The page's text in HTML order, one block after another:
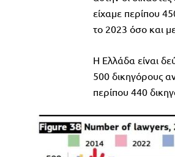
είχαμε περίπου
το 2023 όσο και
Η Ελλάδα είναι
500 δικηγόρους
περίπου 440